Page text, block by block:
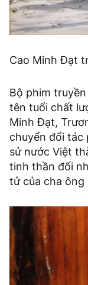
Cao Minh Đạt
Bộ phim
tên tuổi chất
Minh Đạt,
chuyển đổi tác
sử nước Việt
tinh thần đối
tử của cha ông